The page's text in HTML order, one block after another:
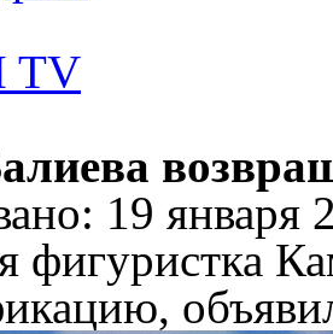
TV
19 января
фигуристка